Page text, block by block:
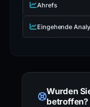
Ahrefs
Eingehende
Wurden
betroffen?